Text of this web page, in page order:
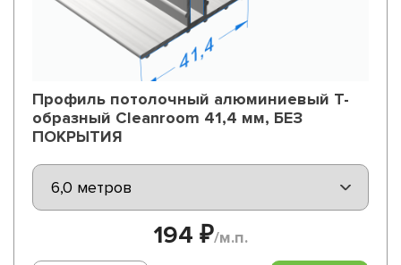
Профиль потолочный алюминиевый Т-
образный Cleanroom 41,4 мм, БЕЗ
ПОКРЫТИЯ
194 ₽/м.п.